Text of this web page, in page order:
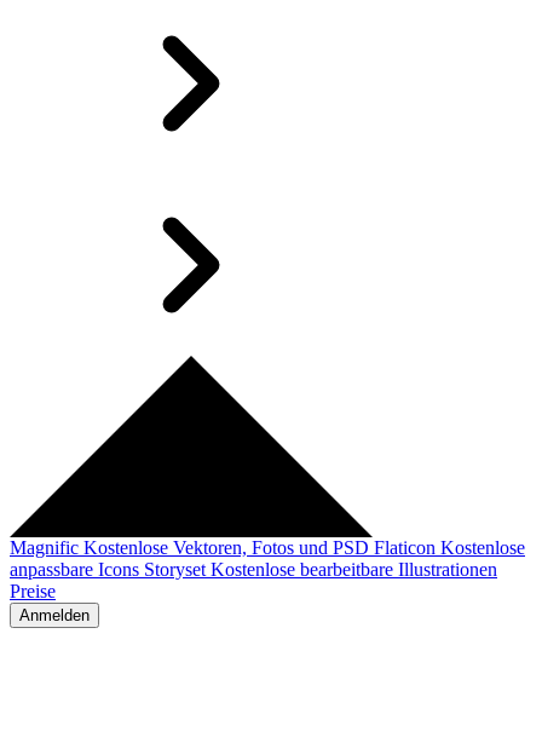
Magnific Kostenlose Vektoren, Fotos und PSD Flaticon Kostenlose
anpassbare Icons Storyset Kostenlose bearbeitbare Illustrationen
Preise
Anmelden